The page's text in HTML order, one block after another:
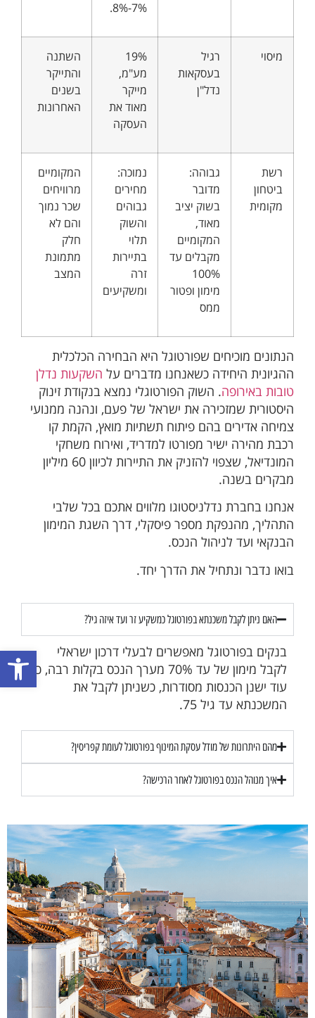
7%-8%.
מיסוי
רגיל
בעסקאות
נדל"ן
19%
מע"מ,
מייקר
מאוד את
העסקה
השתנה
והתייקר
בשנים
האחרונות
רשת
ביטחון
מקומית
גבוהה:
מדובר
בשוק יציב
מאוד,
המקומיים
מקבלים עד
100%
מימון ופטור
ממס
נמוכה:
מחירים
גבוהים
והשוק
תלוי
בתיירות
זרה
ומשקיעים
המקומיים
מרוויחים
שכר נמוך
והם לא
חלק
מתמונת
המצב
הנתונים מוכיחים שפורטוגל היא הבחירה הכלכלית
ההגיונית היחידה כשאנחנו מדברים על השקעות נדלן
טובות באירופה. השוק הפורטוגלי נמצא בנקודת זינוק
היסטורית שמזכירה את ישראל של פעם, ונהנה ממנועי
צמיחה אדירים בהם פיתוח תשתיות מואץ, הקמת קו
רכבת מהירה ישיר מפורטו למדריד, ואירוח משחקי
המונדיאל, שצפוי להזניק את התיירות לכיוון 60 מיליון
מבקרים בשנה.
אנחנו בחברת נדלניסטוגו מלווים אתכם בכל שלבי
התהליך, מהנפקת מספר פיסקלי, דרך השגת המימון
הבנקאי ועד לניהול הנכס.
בואו נדבר ונתחיל את הדרך יחד.
האם ניתן לקבל משכנתא בפורטוגל כמשקיע זר ועד איזה גיל?
בנקים בפורטוגל מאפשרים לבעלי דרכון ישראלי
לקבל מימון של עד 70% מערך הנכס בקלות רבה, כל
עוד ישנן הכנסות מסודרות, כשניתן לקבל את
המשכנתא עד גיל 75.
מהם היתרונות של מודל עסקת המינוף בפורטוגל לעומת קפריסין?
איך מנוהל הנכס בפורטוגל לאחר הרכישה?
פתח